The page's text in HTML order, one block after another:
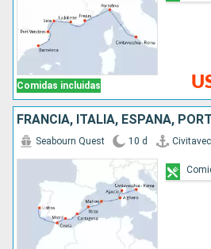
Comidas incluidas
FRANCIA, ITALIA, ESPAÑA,
Seabourn Quest 10 d